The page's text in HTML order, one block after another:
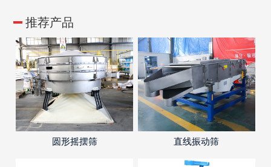
推荐产品
圆形摇摆筛 直线振动筛